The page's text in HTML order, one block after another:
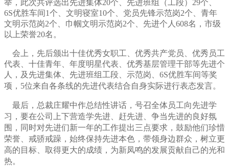
举，此次共评选出先进集体20个、先进班组（工段）29个、
6S优胜车间1个、文明寝室10个、党员先锋示范岗2个、青年
文明示范岗2个、巾帼文明示范岗2个、先进个人608名，市级
以上荣誉20名。
会上，先后颁出十佳优秀女职工、优秀共产党员、优秀员工
代表、十佳青年、年度明星代表、优秀基层管理干部等先进个
人，及先进集体、先进班组工段、示范岗、6S优胜车间等奖
项，5位来自各条线的先进代表结合自身实际进行表态发言。
最后，总裁庄耀中作总结性讲话，号召全体员工向先进学
习，要在公司上下营造学先进、赶先进、争当先进的良好氛
围，同时对先进们新一年的工作提出三点要求， 鼓励他们珍惜
荣誉、戒骄戒躁，始终保持先进本色，带领身边群众，树立更
高的目标、取得更大的成绩，为新凤鸣的发展贡献自己的光和
热。